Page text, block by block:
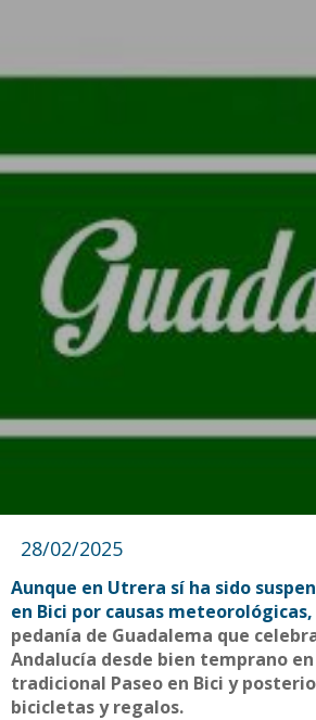
28/02/2025
Aunque en Utrera sí ha sido
en Bici por causas meteorológicas,
pedanía de Guadalema que
Andalucía desde bien temprano
tradicional Paseo en Bici y
bicicletas y regalos.